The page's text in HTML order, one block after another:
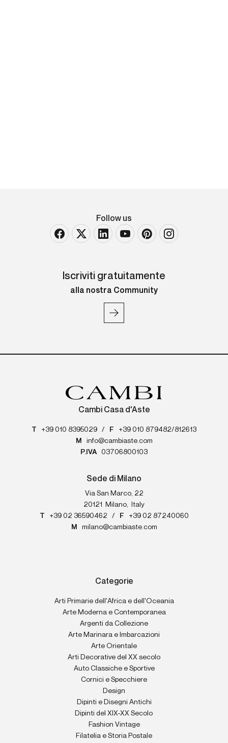
Follow us
Iscriviti gratuitamente
alla nostra Community
Cambi Casa d'Aste
T +39 010 8395029 / F
+39 010 879482/812613
M
info@cambiaste.com
P.IVA
03706800103
Sede di Milano
Via San Marco, 22
20121
Milano,
Italy
T
+39 02 36590462 / F
+39 02 87240060
M
milano@cambiaste.com
Categorie
Arti Primarie dell'Africa e dell'Oceania
Arte Moderna e Contemporanea
Argenti da Collezione
Arte Marinara e Imbarcazioni
Arte Orientale
Arti Decorative del XX secolo
Auto Classiche e Sportive
Cornici e Specchiere
Design
Dipinti e Disegni Antichi
Dipinti del XIX-XX Secolo
Fashion Vintage
Filatelia e Storia Postale